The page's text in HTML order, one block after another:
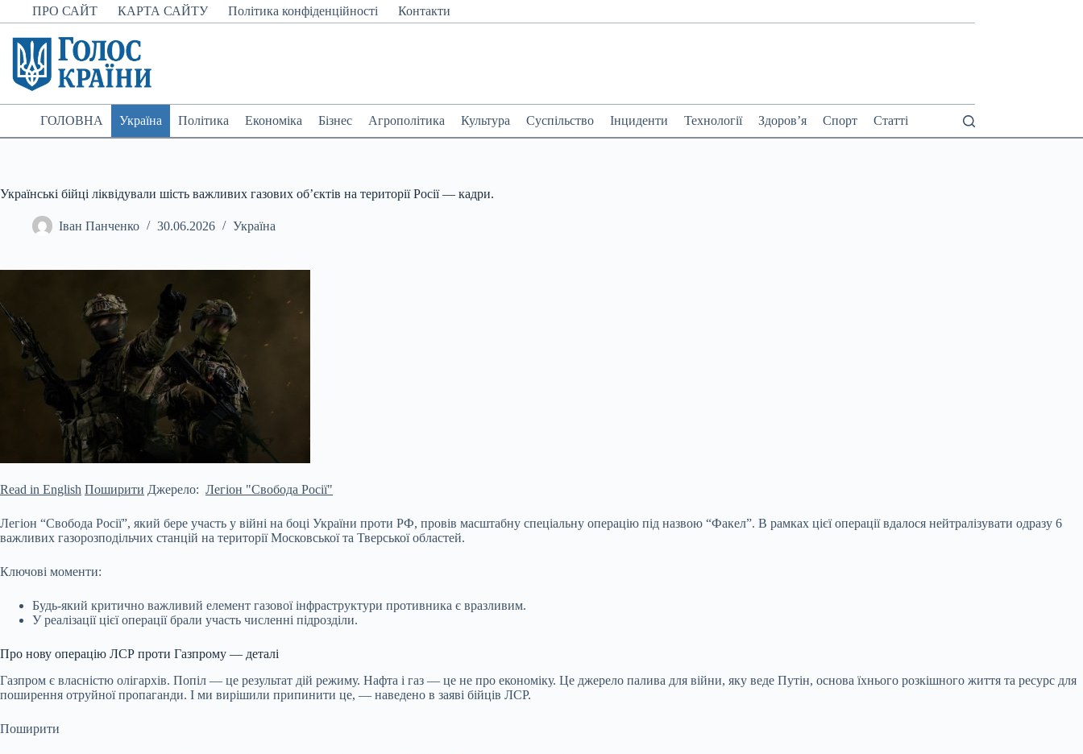
Перейти
до
вмісту
ПРО САЙТ КАРТА САЙТУ Політика конфіденційності Контакти
ГОЛОВНА Україна Політика Економіка Бізнес Агрополітика Культура Суспільство Інциденти Технології Здоров’я Спорт Статті
Українські бійці ліквідували шість важливих газових об’єктів на території Росії — кадри.
Іван Панченко 30.06.2026 Україна
Read in English Поширити Джерело: Легіон "Свобода Росії"
Легіон “Свобода Росії”, який бере участь у війні на боці України проти РФ, провів масштабну спеціальну операцію під назвою “Факел”. В рамках цієї операції вдалося нейтралізувати одразу 6
важливих газорозподільчих станцій на території Московської та Тверської областей.
Ключові моменти:
Будь-який критично важливий елемент газової інфраструктури противника є вразливим.
У реалізації цієї операції брали участь численні підрозділи.
Про нову операцію ЛСР проти Газпрому — деталі
Газпром є власністю олігархів. Попіл — це результат дій режиму. Нафта і газ — це не про економіку. Це джерело палива для війни, яку веде Путін, основа їхнього розкішного життя та ресурс для
поширення отруйної пропаганди. І ми вирішили припинити це, — наведено в заяві бійців ЛСР.
Поширити